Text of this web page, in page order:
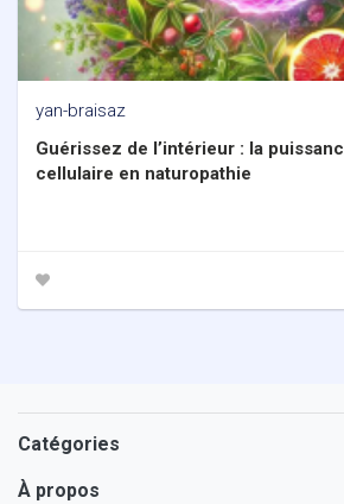
yan-braisaz
Guérissez de l’intérieur : la
cellulaire en naturopathie
Catégories
À propos